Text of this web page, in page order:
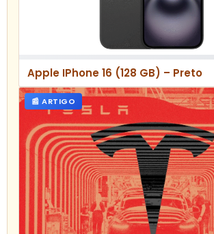
Apple IPhone 16 (128 GB) – Preto
📰 ARTIGO